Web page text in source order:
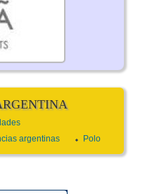
argentinas Polo